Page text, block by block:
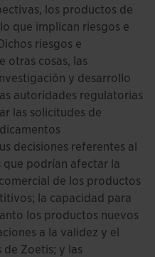
los productos de
que implican riesgos e
riesgos e
otras cosas, las
y desarrollo
autoridades regulatorias
las solicitudes de
decisiones referentes al
podrían afectar la
de los productos
la capacidad para
los productos nuevos
a la validez y el
Zoetis; y las